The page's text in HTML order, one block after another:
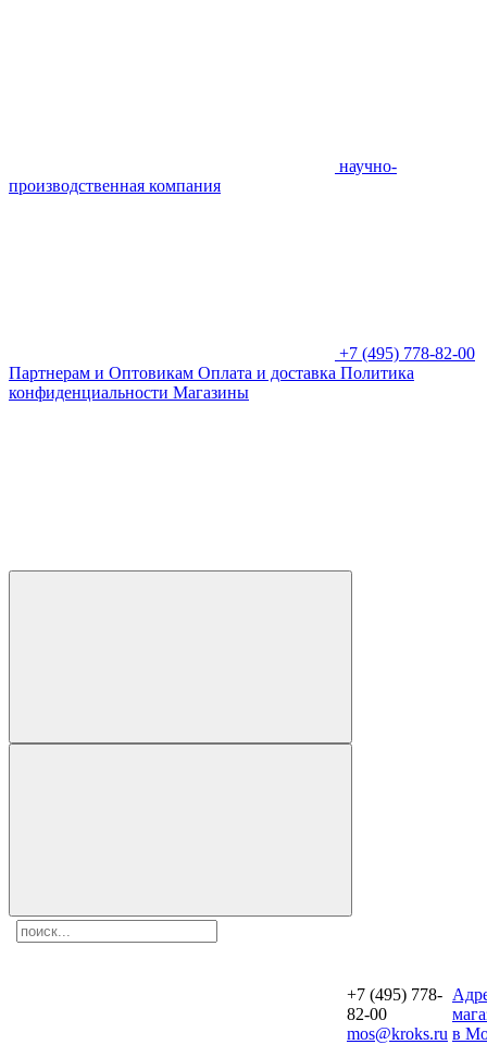
научно-
производственная компания
+7 (495) 778-82-00
Партнерам и Оптовикам Оплата и доставка Политика
конфиденциальности Магазины
+7 (495) 778-
82-00
mos@kroks.ru в